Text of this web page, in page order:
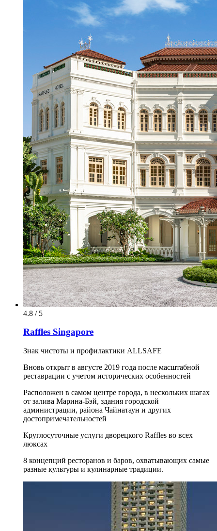
4.8 / 5
Raffles Singapore
Знак чистоты и профилактики ALLSAFE
Вновь открыт в августе 2019 года после масштабной
реставрации с учетом исторических особенностей
Расположен в самом центре города, в нескольких шагах
от залива Марина-Бэй, здания городской
администрации, района Чайнатаун и других
достопримечательностей
Круглосуточные услуги дворецкого Raffles во всех
люксах
8 концепций ресторанов и баров, охватывающих самые
разные культуры и кулинарные традиции.